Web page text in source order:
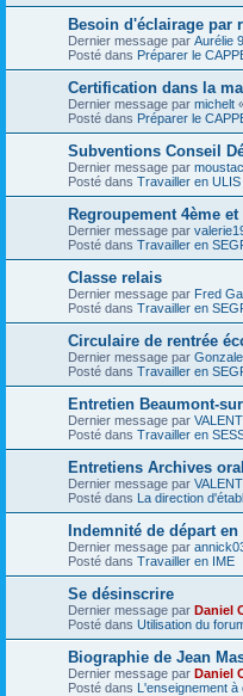
Besoin d'éclairage par
Dernier message par Aurélie
Posté dans Préparer le
Certification dans la
Dernier message par michelt
Posté dans Préparer le
Subventions Conseil
Dernier message par
Posté dans Travailler en
Regroupement 4ème et
Dernier message par
Posté dans Travailler en
Classe relais
Dernier message par Fred
Posté dans Travailler en
Circulaire de rentrée
Dernier message par
Posté dans Travailler en
Entretien Beaumont-
Dernier message par
Posté dans Travailler en
Entretiens Archives
Dernier message par
Posté dans La direction
Indemnité de départ en
Dernier message par
Posté dans Travailler en IME
Se désinscrire
Dernier message par Daniel
Posté dans Utilisation du
Biographie de Jean
Dernier message par Daniel
Posté dans L'enseignement